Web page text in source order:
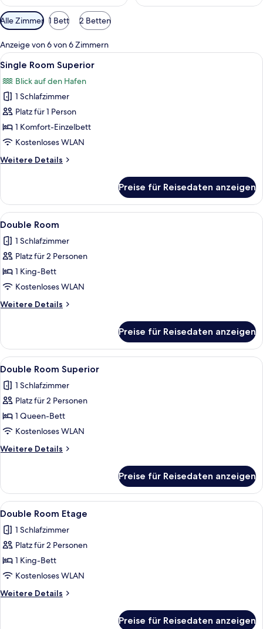
Verfügbare
Filter
für
Zimmer
Alle Zimmer 1 Bett 2 Betten
Anzeige von 6 von 6 Zimmern
Alle
Fotos
für
Single
Room
Superior
anzeigen
Ein ordentlich bezogenes Bett mit
2
Single Room Superior
Blick auf den Hafen
1 Schlafzimmer
Platz für 1 Person
1 Komfort-Einzelbett
Kostenloses WLAN
Weitere Details
Weitere
Room
Superior
Preise für Reisedaten anzeigen
Alle
Fotos
für
Double
Room
anzeigen
Ein ordentlich bezogenes Bett mit
6
Double Room
1 Schlafzimmer
Platz für 2 Personen
1 King-Bett
Kostenloses WLAN
Weitere Details
Weitere
Room
Preise für Reisedaten anzeigen
Alle
Fotos
für
Double
Room
Superior
anzeigen
Ein Hotelzimmer mit einem großen
14
Double Room Superior
1 Schlafzimmer
Platz für 2 Personen
1 Queen-Bett
Kostenloses WLAN
Weitere Details
Weitere
Room
Superior
Preise für Reisedaten anzeigen
Alle
Fotos
für
Double
Room
Etage
anzeigen
Ein Zimmer mit einem Bett, einem
4
Double Room Etage
1 Schlafzimmer
Platz für 2 Personen
1 King-Bett
Kostenloses WLAN
Weitere Details
Weitere
Preise für Reisedaten anzeigen